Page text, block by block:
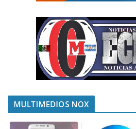
MULTIMEDIOS NOX